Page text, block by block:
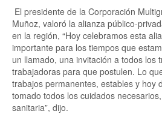
El presidente de la Corporación
Muñoz, valoró la alianza público-
en la región, “Hoy celebramos esta
importante para los tiempos que
un llamado, una invitación a todos los
trabajadoras para que postulen. Lo
trabajos permanentes, estables y hoy
tomado todos los cuidados
sanitaria”, dijo.